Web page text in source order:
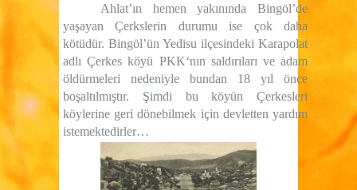
Ahlat’ın hemen yakınında Bingöl’de
yaşayan Çerkslerin durumu ise çok daha
kötüdür. Bingöl’ün Yedisu ilçesindeki Karapolat
adlı Çerkes köyü PKK‘nın saldırıları ve adam
öldürmeleri nedeniyle bundan 18 yıl önce
boşaltılmıştır. Şimdi bu köyün Çerkesleri
köylerine geri dönebilmek için devletten yardım
istemektedirler…